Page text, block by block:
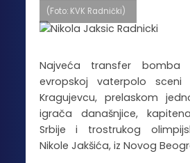
(Foto: KVK Radnički)
Najveća transfer
evropskoj vaterpolo
Kragujevcu, prelaskom
igrača današnjice,
Srbije i trostrukog
Nikole Jakšića, iz Novog